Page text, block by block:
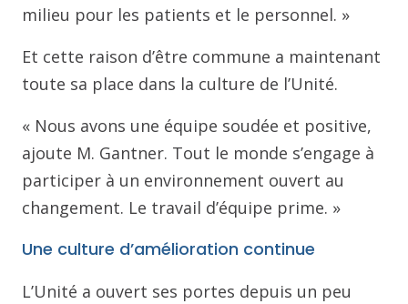
milieu pour les patients et le personnel. »
Et cette raison d’être commune a maintenant
toute sa place dans la culture de l’Unité.
« Nous avons une équipe soudée et positive,
ajoute M. Gantner. Tout le monde s’engage à
participer à un environnement ouvert au
changement. Le travail d’équipe prime. »
Une culture d’amélioration continue
L’Unité a ouvert ses portes depuis un peu